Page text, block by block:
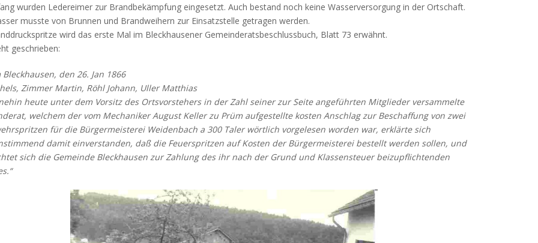
wurden Ledereimer zur Brandbekämpfung eingesetzt. Auch bestand noch keine Wasserversorgung in der Ortschaft.
musste von Brunnen und Brandweihern zur Einsatzstelle getragen werden.
wird das erste Mal im Bleckhausener Gemeinderatsbeschlussbuch, Blatt 73 erwähnt.
geschrieben:
Bleckhausen, den 26. Jan 1866
Zimmer Martin, Röhl Johann, Uller Matthias
heute unter dem Vorsitz des Ortsvorstehers in der Zahl seiner zur Seite angeführten Mitglieder versammelte
welchem der vom Mechaniker August Keller zu Prüm aufgestellte kosten Anschlag zur Beschaffung von zwei
für die Bürgermeisterei Weidenbach a 300 Taler wörtlich vorgelesen worden war, erklärte sich
damit einverstanden, daß die Feuerspritzen auf Kosten der Bürgermeisterei bestellt werden sollen, und
sich die Gemeinde Bleckhausen zur Zahlung des ihr nach der Grund und Klassensteuer beizupflichtenden